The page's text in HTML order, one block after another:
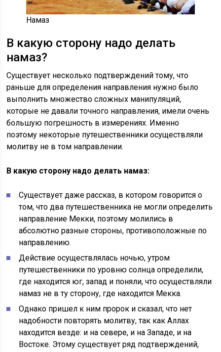
Намаз
В какую сторону надо делать
намаз?
Существует несколько подтверждений тому, что
раньше для определения направления нужно было
выполнить множество сложных манипуляций,
которые не давали точного направления, имели очень
большую погрешность в измерениях. Именно
поэтому некоторые путешественники осуществляли
молитву не в том направлении.
В какую сторону надо делать намаз:
Существует даже рассказ, в котором говорится о
том, что два путешественника не могли определить
направление Мекки, поэтому молились в
абсолютно разные стороны, противоположные по
направлению.
Действие осуществлялась ночью, утром
путешественники по уровню солнца определили,
где находится юг, запад и поняли, что осуществляли
намаз не в ту сторону, где находится Мекка.
Однако пришел к ним пророк и сказал, что нет
надобности повторять молитву, так как Аллах
находится везде: и на севере, и на Западе, и на
Востоке. Этому существует ряд подтверждений,